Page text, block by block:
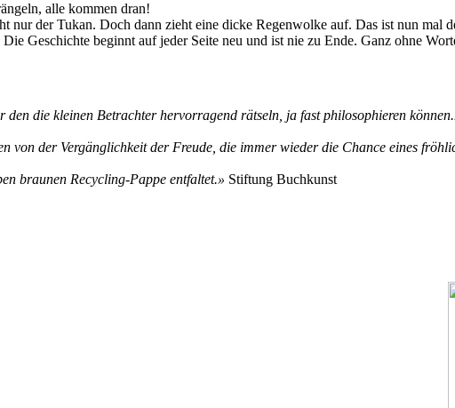
alle kommen dran!
nur der Tukan. Doch dann zieht eine dicke Regenwolke auf. Das ist nun
Geschichte beginnt auf jeder Seite neu und ist nie zu Ende. Ganz ohne
die kleinen Betrachter hervorragend rätseln, ja fast philosophieren können.
von der Vergänglichkeit der Freude, die immer wieder die Chance eines
braunen Recycling-Pappe entfaltet.» Stiftung Buchkunst